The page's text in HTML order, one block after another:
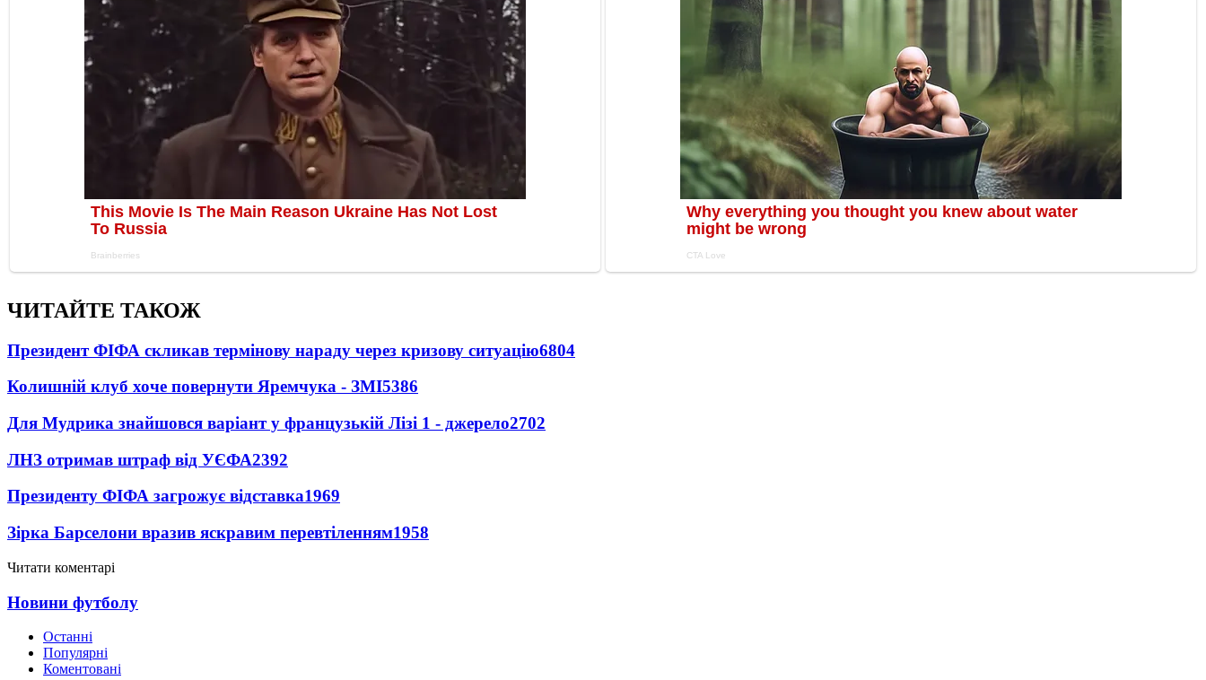
ЧИТАЙТЕ ТАКОЖ
Президент ФІФА скликав термінову нараду через кризову ситуацію6804
Колишній клуб хоче повернути Яремчука - ЗМІ5386
Для Мудрика знайшовся варіант у французькій Лізі 1 - джерело2702
ЛНЗ отримав штраф від УЄФА2392
Президенту ФІФА загрожує відставка1969
Зірка Барселони вразив яскравим перевтіленням1958
Читати коментарі
Новини футболу
Останні
Популярні
Коментовані